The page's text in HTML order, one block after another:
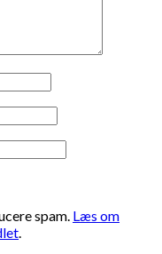
spam. Læs om
.